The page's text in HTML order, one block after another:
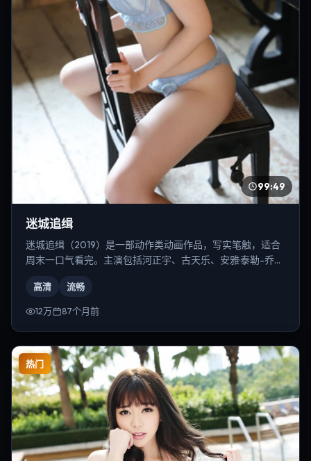
99:49
迷城追缉
迷城追缉（2019）是一部动作类动画作品，写实笔触，适合
周末一口气看完。主演包括河正宇、古天乐、安雅·泰勒-乔伊
高清 流畅
12万 87个月前
热门